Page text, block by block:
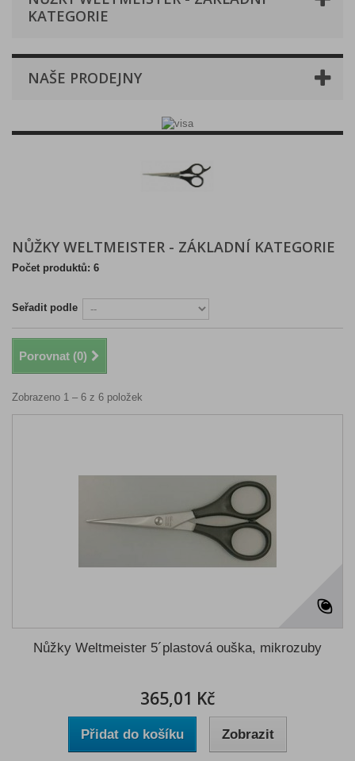
KATEGORIE
NAŠE PRODEJNY
NŮŽKY WELTMEISTER - ZÁKLADNÍ KATEGORIE
Počet produktů: 6
Seřadit podle
Porovnat (0)
Zobrazeno 1 – 6 z 6 položek
Nůžky Weltmeister 5´plastová ouška, mikrozuby
365,01 Kč
Přidat do košíku Zobrazit